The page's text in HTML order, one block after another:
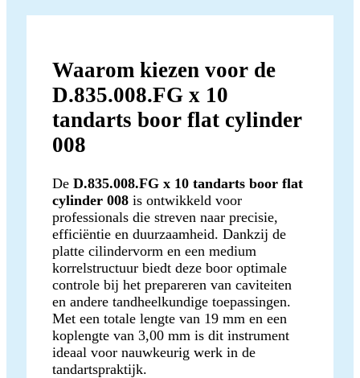
Waarom kiezen voor de
D.835.008.FG x 10
tandarts boor flat cylinder
008
De D.835.008.FG x 10 tandarts boor flat
cylinder 008 is ontwikkeld voor
professionals die streven naar precisie,
efficiëntie en duurzaamheid. Dankzij de
platte cilindervorm en een medium
korrelstructuur biedt deze boor optimale
controle bij het prepareren van caviteiten
en andere tandheelkundige toepassingen.
Met een totale lengte van 19 mm en een
koplengte van 3,00 mm is dit instrument
ideaal voor nauwkeurig werk in de
tandartspraktijk.